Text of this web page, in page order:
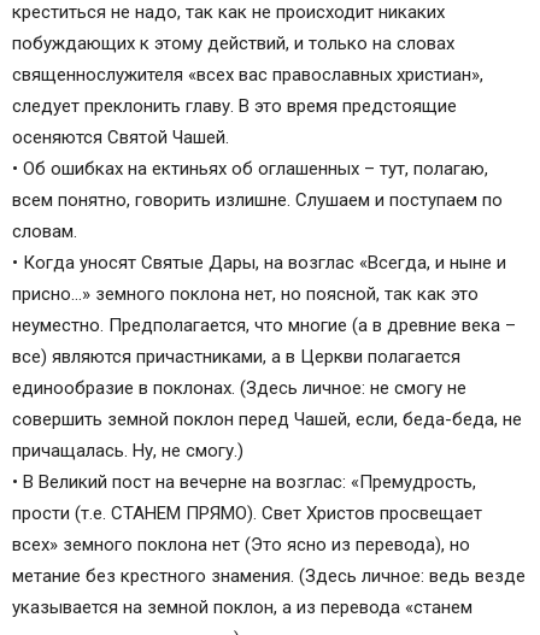
креститься не надо, так как не происходит никаких
побуждающих к этому действий, и только на словах
священнослужителя «всех вас православных христиан»,
следует преклонить главу. В это время предстоящие
осеняются Святой Чашей.
• Об ошибках на ектиньях об оглашенных – тут, полагаю,
всем понятно, говорить излишне. Слушаем и поступаем по
словам.
• Когда уносят Святые Дары, на возглас «Всегда, и ныне и
присно…» земного поклона нет, но поясной, так как это
неуместно. Предполагается, что многие (а в древние века –
все) являются причастниками, а в Церкви полагается
единообразие в поклонах. (Здесь личное: не смогу не
совершить земной поклон перед Чашей, если, беда-беда, не
причащалась. Ну, не смогу.)
• В Великий пост на вечерне на возглас: «Премудрость,
прости (т.е. СТАНЕМ ПРЯМО). Свет Христов просвещает
всех» земного поклона нет (Это ясно из перевода), но
метание без крестного знамения. (Здесь личное: ведь везде
указывается на земной поклон, а из перевода «станем